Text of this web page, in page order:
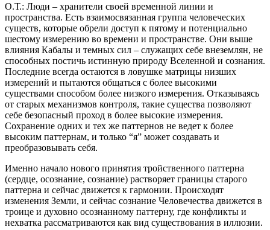
О.Т.: Люди – хранители своей временной линии и
пространства. Есть взаимосвязанная группа человеческих
существ, которые обрели доступ к пятому и потенциально
шестому измерению во времени и пространстве. Они выше
влияния Кабалы и темных сил – служащих себе внеземлян, не
способных постичь истинную природу Вселенной и сознания.
Последние всегда остаются в ловушке матрицы низших
измерений и пытаются общаться с более высокими
существами способом более низкого измерения. Отказываясь
от старых механизмов контроля, такие существа позволяют
себе безопасный проход в более высокие измерения.
Сохранение одних и тех же паттернов не ведет к более
высоким паттернам, и только “я” может создавать и
преобразовывать себя.
Именно начало нового принятия тройственного паттерна
(сердце, осознание, сознание) растворяет границы старого
паттерна и сейчас движется к гармонии. Происходят
изменения Земли, и сейчас сознание Человечества движется в
троице и духовно осознанному паттерну, где конфликты и
нехватка рассматриваются как вид существования в иллюзии.